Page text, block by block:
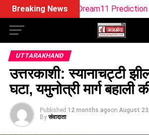
Breaking News
W Dream11 Prediction Match 27:
UTTARAKHAND
उत्तरकाशी: स्यानाचट्टी
घटा, यमुनोत्री मार्ग बहाली
Published 12 months agoon August
By संवादाता